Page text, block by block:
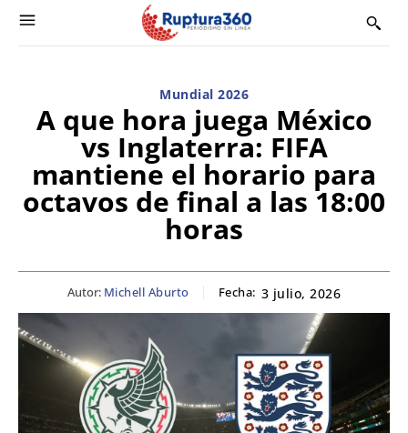
Mundial 2026
A que hora juega México
vs Inglaterra: FIFA
mantiene el horario para
octavos de final a las 18:00
horas
Autor: Michell Aburto Fecha: 3 julio, 2026